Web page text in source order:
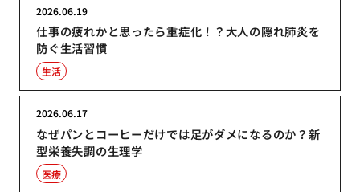
仕事の疲れかと思ったら重症化！？大人の隠れ肺炎を
防ぐ生活習慣
2026.06.19
生活
なぜパンとコーヒーだけでは足がダメになるのか？新
型栄養失調の生理学
2026.06.17
医療